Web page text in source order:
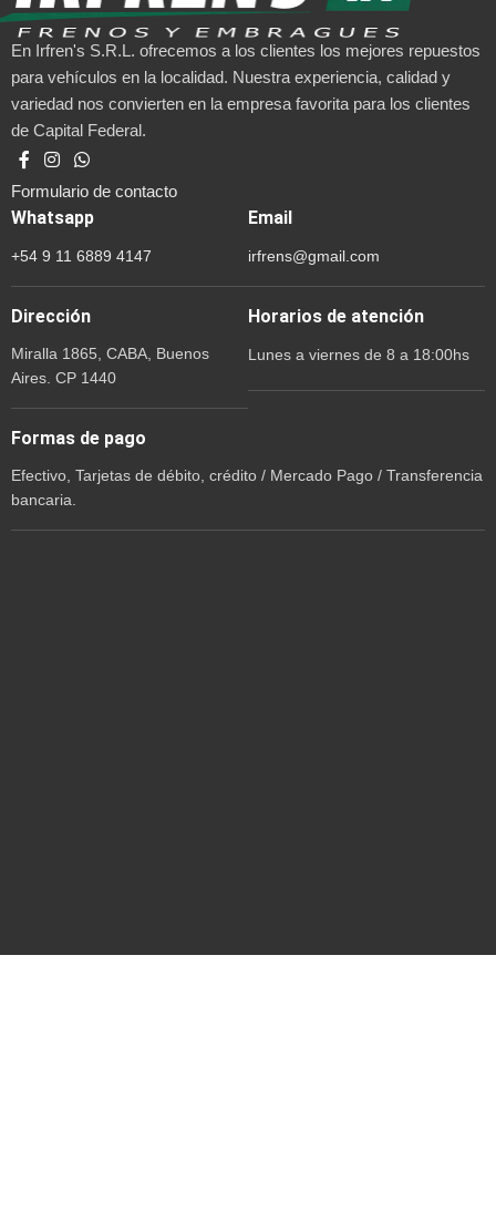
En Irfren's S.R.L. ofrecemos a los clientes los mejores repuestos
para vehículos en la localidad. Nuestra experiencia, calidad y
variedad nos convierten en la empresa favorita para los clientes
de Capital Federal.
Formulario de contacto
Whatsapp
+54 9 11 6889 4147
Email
irfrens@gmail.com
Dirección
Miralla 1865, CABA, Buenos
Aires. CP 1440
Horarios de atención
Lunes a viernes de 8 a 18:00hs
Formas de pago
Efectivo, Tarjetas de débito, crédito / Mercado Pago / Transferencia
bancaria.